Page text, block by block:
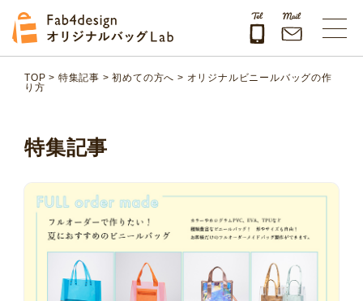
TOP > 特集記事 >初めての方へ > オリジナルビニールバッグの作
り方
特集記事